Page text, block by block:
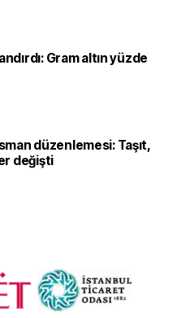
Gram altın yüzde
düzenlemesi: Taşıt,
değişti